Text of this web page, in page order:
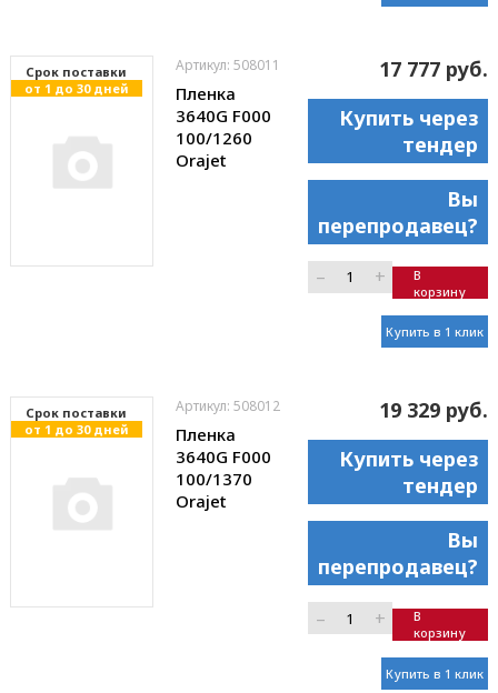
Cрок поставки
от 1 до 30 дней
Артикул: 508011
Пленка
3640G F000
100/1260
Orajet
17 777 руб.
Купить через
тендер
Вы
перепродавец?
– +
В
корзину
Купить в 1 клик
Cрок поставки
от 1 до 30 дней
Артикул: 508012
Пленка
3640G F000
100/1370
Orajet
19 329 руб.
Купить через
тендер
Вы
перепродавец?
– +
В
корзину
Купить в 1 клик